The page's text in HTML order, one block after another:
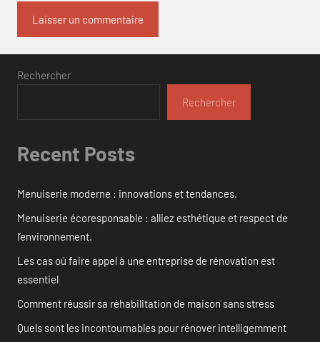
Rechercher
Rechercher
Recent Posts
Menuiserie moderne : innovations et tendances.
Menuiserie écoresponsable : alliez esthétique et respect de
l’environnement.
Les cas où faire appel à une entreprise de rénovation est
essentiel
Comment réussir sa réhabilitation de maison sans stress
Quels sont les incontournables pour rénover intelligemment